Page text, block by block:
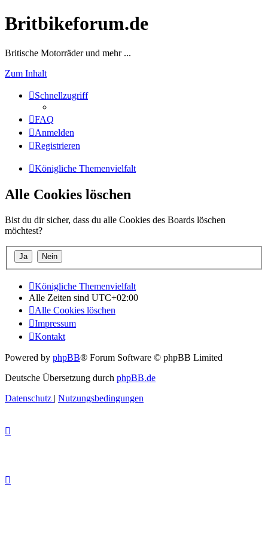
Britbikeforum.de
Britische Motorräder und mehr ...
Zum Inhalt
Schnellzugriff
FAQ
Anmelden
Registrieren
Königliche Themenvielfalt
Alle Cookies löschen
Bist du dir sicher, dass du alle Cookies des Boards löschen
möchtest?
Königliche Themenvielfalt
Alle Zeiten sind UTC+02:00
Alle Cookies löschen
Impressum
Kontakt
Powered by phpBB® Forum Software © phpBB Limited
Deutsche Übersetzung durch phpBB.de
Datenschutz | Nutzungsbedingungen